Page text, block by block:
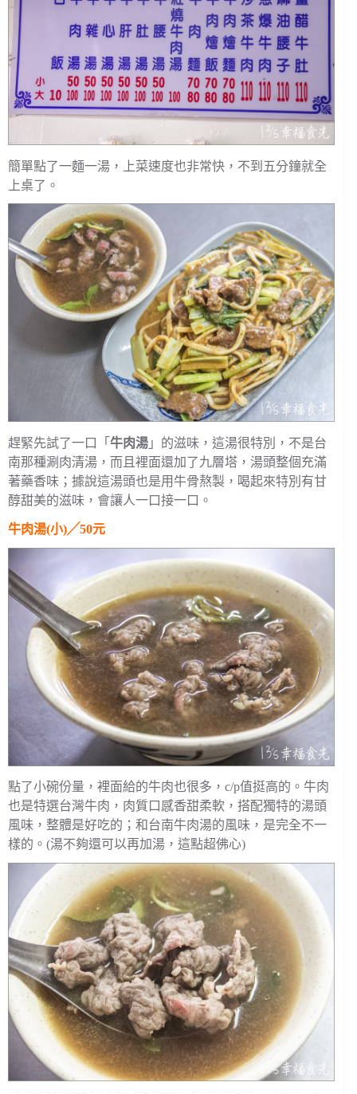
簡單點了一麵一湯，上菜速度也非常快，不到五分鐘就全
上桌了。
趕緊先試了一口「 牛肉湯 」的滋味，這湯很特別，不是台
南那種涮肉清湯，而且裡面還加了九層塔，湯頭整個充滿
著藥香味；據說這湯頭也是用牛骨熬製，喝起來特別有甘
醇甜美的滋味，會讓人一口接一口。
牛肉湯(小)╱50元
點了小碗份量，裡面給的牛肉也很多，c/p值挺高的。牛肉
也是特選台灣牛肉，肉質口感香甜柔軟，搭配獨特的湯頭
風味，整體是好吃的；和台南牛肉湯的風味，是完全不一
樣的。(湯不夠還可以再加湯，這點超佛心)